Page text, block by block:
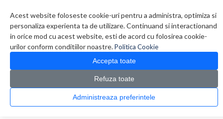
Acest website foloseste cookie-uri pentru a administra, optimiza si
personaliza experienta ta de utilizare. Continuand si interactionand
in orice mod cu acest website, esti de acord cu folosirea cookie-
urilor conform conditiilor noastre.Politica Cookie
Accepta toate
Refuza toate
Administreaza preferintele
0 produs(e)
CATALOG PRODUSE
Consumabile > Hartie > Hartie Foto HP CR757A Everyday Glossy